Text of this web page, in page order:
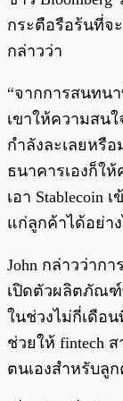
กระตือรือร้นที่จะ
กล่าวว่า
“จากการสนทน
เขาให้ความสน
กำลังละเลยหรื
ธนาคารเองก็ใ
เอา
แก่ลูกค้าได้อย่าง
John กล่าวว่าก
เปิดตัวผลิตภัณฑ์
ในช่วงไม่กี่เดือ
ช่วยให้ fintech
ตนเองสำหรับลูก